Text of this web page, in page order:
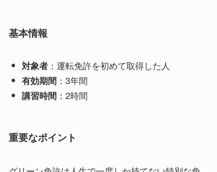
基本情報
対象者：運転免許を初めて取得した人
有効期間：3年間
講習時間：2時間
重要なポイント